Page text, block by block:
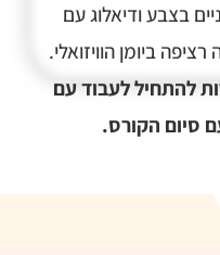
בצבע ודיאלוג עם
ביומן הוויזואלי.
להתחיל לעבוד עם
סיום הקורס.